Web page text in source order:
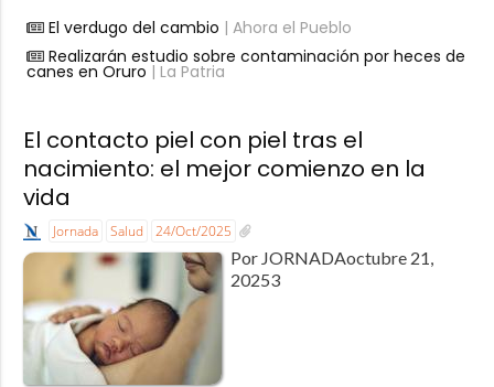
El verdugo del cambio | Ahora el Pueblo
Realizarán estudio sobre contaminación por heces de
canes en Oruro | La Patria
El contacto piel con piel tras el
nacimiento: el mejor comienzo en la
vida
Jornada Salud 24/Oct/2025
Por JORNADAoctubre 21,
20253